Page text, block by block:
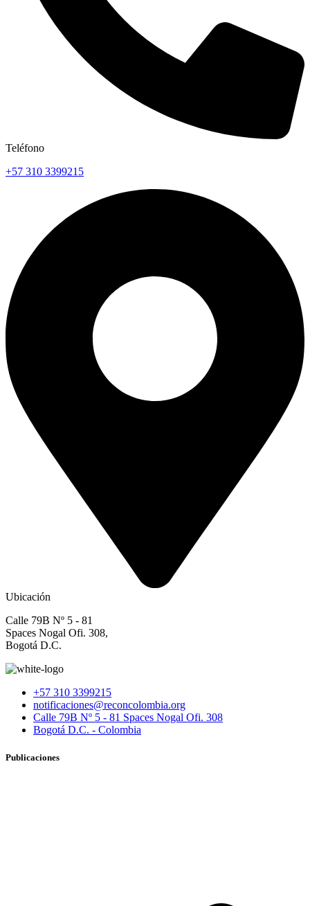
Teléfono
+57 310 3399215
Ubicación
Calle 79B Nº 5 - 81
Spaces Nogal Ofi. 308,
Bogotá D.C.
+57 310 3399215
notificaciones@reconcolombia.org
Calle 79B Nº 5 - 81 Spaces Nogal Ofi. 308
Bogotá D.C. - Colombia
Publicaciones